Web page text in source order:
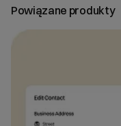
Powiązane produkty